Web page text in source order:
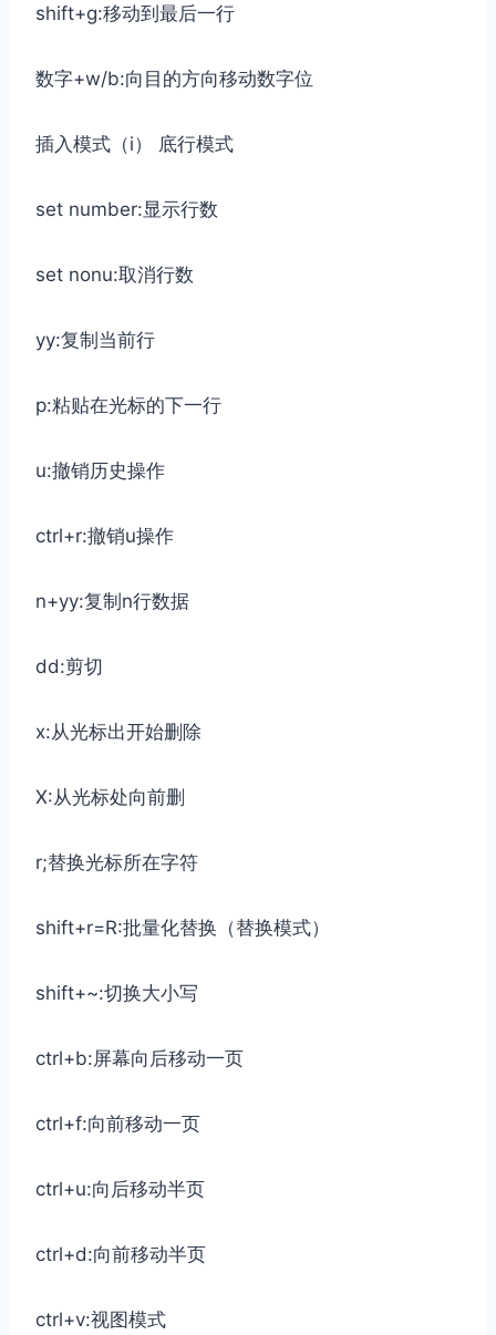
shift+g:移动到最后一行
数字+w/b:向目的方向移动数字位
插入模式（i） 底行模式
set number:显示行数
set nonu:取消行数
yy:复制当前行
p:粘贴在光标的下一行
u:撤销历史操作
ctrl+r:撤销u操作
n+yy:复制n行数据
dd:剪切
x:从光标出开始删除
X:从光标处向前删
r;替换光标所在字符
shift+r=R:批量化替换（替换模式）
shift+~:切换大小写
ctrl+b:屏幕向后移动一页
ctrl+f:向前移动一页
ctrl+u:向后移动半页
ctrl+d:向前移动半页
ctrl+v:视图模式